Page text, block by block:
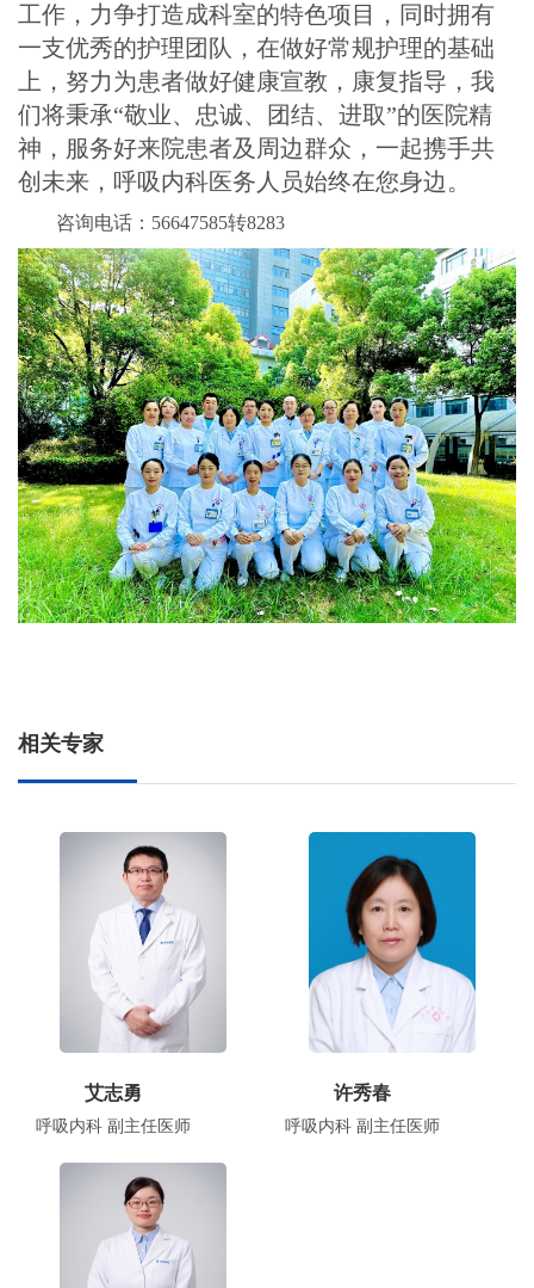
工作，力争打造成科室的特色项目，同时拥有
一支优秀的护理团队，在做好常规护理的基础
上，努力为患者做好健康宣教，康复指导，我
们将秉承“敬业、忠诚、团结、进取”的医院精
神，服务好来院患者及周边群众，一起携手共
创未来，呼吸内科医务人员始终在您身边。
咨询电话：56647585转8283
相关专家
艾志勇
呼吸内科 副主任医师
许秀春
呼吸内科 副主任医师